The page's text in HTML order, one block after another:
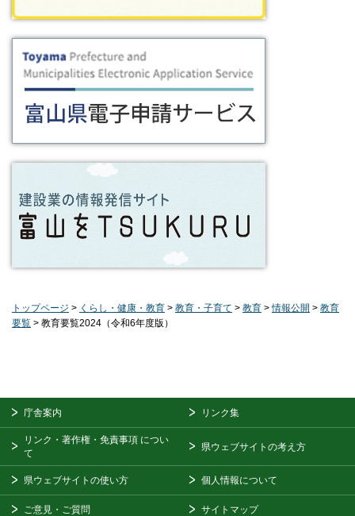
トップページ > くらし・健康・教育 > 教育・子育て > 教育 >情報公開 > 教育
要覧 > 教育要覧2024（令和6年度版）
庁舎案内 リンク集
リンク・著作権・免責事項 につい
て
県ウェブサイトの考え方
県ウェブサイトの使い方 個人情報について
ご意見・ご質問 サイトマップ